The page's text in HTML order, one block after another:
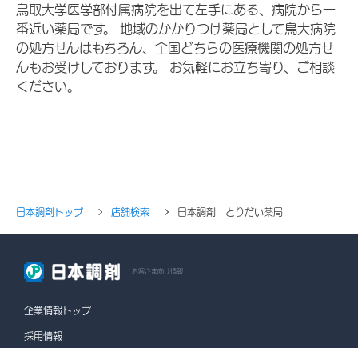
鳥取大学医学部付属病院を出て左手にある、病院から一
番近い薬局です。 地域のかかりつけ薬局として鳥大病院
の処方せんはもちろん、全国どちらの医療機関の処方せ
んもお受けしております。 お気軽にお立ち寄り、ご相談
ください。
日本調剤トップ 店舗検索 日本調剤 とりだい薬局
お客さま向け情報
企業情報トップ
採用情報